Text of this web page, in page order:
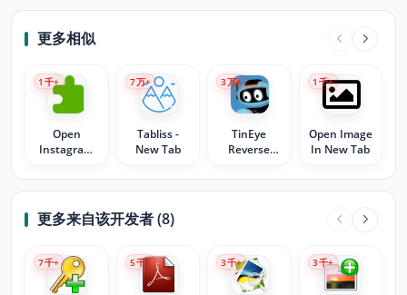
更多相似
Open
Instagram
new tab
1 千+
Tabliss -
New Tab
7万+
TinEye
Reverse
Search
3万+
Open Image
In New Tab
1 千+
更多来自该开发者 (8)
7千+ 5千+ 3千+ 3千+